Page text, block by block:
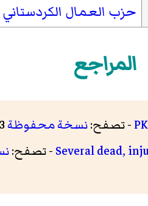
حزب العمال الكردستاني
المراجع
- تصفح:نسخة محفوظة23 سبتمبر 2019 على موقع واي باك مشين.
Several dead, - تصفح: